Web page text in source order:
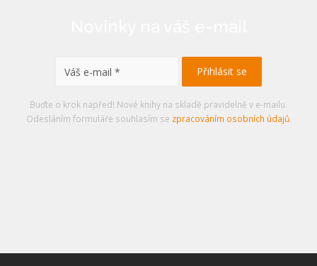
Buďte o krok napřed! Nové knihy na skladě pravidelně v e-mailu.
Odesláním formuláře souhlasím se zpracováním osobních údajů.